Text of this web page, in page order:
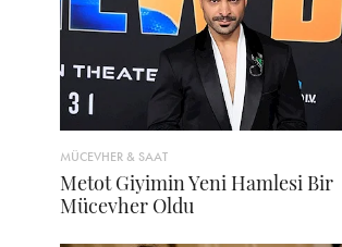
MÜCEVHER & SAAT
Metot Giyimin Yeni Hamlesi Bir
Mücevher Oldu